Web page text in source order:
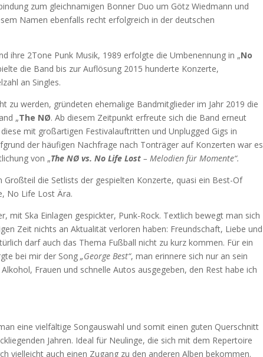
zum gleichnamigen Bonner Duo um Götz Wiedmann und
Namen ebenfalls recht erfolgreich in der deutschen
ihre 2Tone Punk Musik, 1989 erfolgte die Umbenennung in „No
die Band bis zur Auflösung 2015 hunderte Konzerte,
an Singles.
zu werden, gründeten ehemalige Bandmitglieder im Jahr 2019 die
„The NØ. Ab diesem Zeitpunkt erfreute sich die Band erneut
mit großartigen Festivalauftritten und Unplugged Gigs in
der häufigen Nachfrage nach Tonträger auf Konzerten war es
von „The NØ vs. No Life Lost – Melodien für Momente“.
die Setlists der gespielten Konzerte, quasi ein Best-Of
No Life Lost Ära.
mit Ska Einlagen gespickter, Punk-Rock. Textlich bewegt man sich
Zeit nichts an Aktualität verloren haben: Freundschaft, Liebe und
darf auch das Thema Fußball nicht zu kurz kommen. Für ein
bei mir der Song „George Best“, man erinnere sich nur an sein
Frauen und schnelle Autos ausgegeben, den Rest habe ich
eine vielfältige Songauswahl und somit einen guten Querschnitt
Jahren. Ideal für Neulinge, die sich mit dem Repertoire
vielleicht auch einen Zugang zu den anderen Alben bekommen.